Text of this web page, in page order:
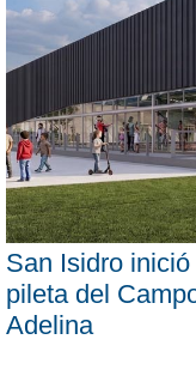
San Isidro
pileta del
Adelina